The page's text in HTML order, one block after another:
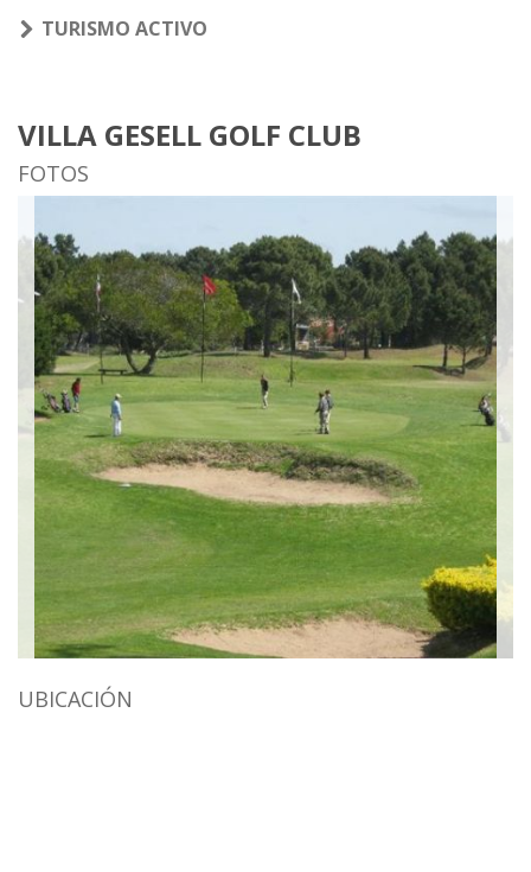
TURISMO ACTIVO
VILLA GESELL GOLF CLUB
FOTOS
UBICACIÓN